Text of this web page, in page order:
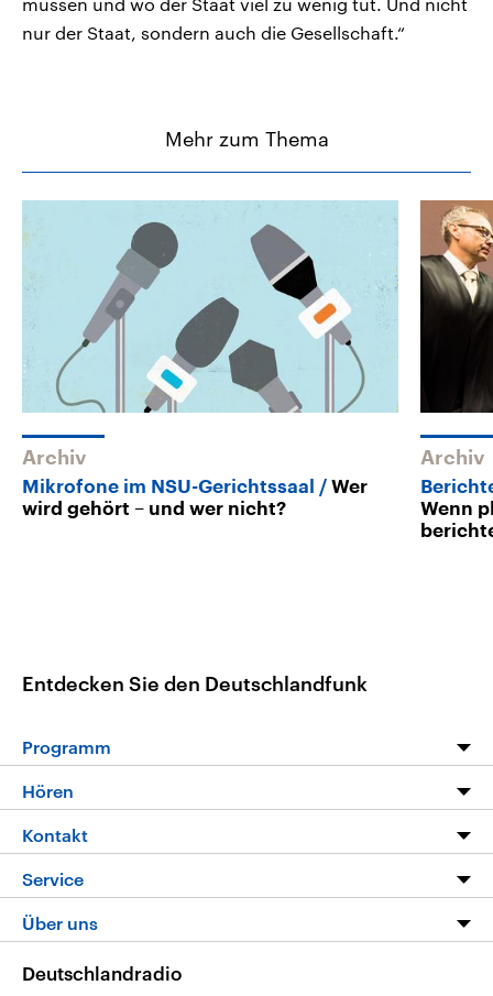
müssen und wo der Staat viel zu wenig tut. Und nicht
nur der Staat, sondern auch die Gesellschaft.“
Mehr zum Thema
Archiv
Mikrofone im NSU-Gerichtssaal
Wer
wird gehört – und wer nicht?
Archiv
Wenn
Entdecken Sie den Deutschlandfunk
Programm
Programm
Die Nachrichten
Nachrichtenleicht
Neue Beiträge auf dlf.de
Hören
Livestream
Podcasts
Deutschlandfunk App
Nachrichten App
Kontakt
Hörerservice
Service
FAQ
Veranstaltungen
Über uns
Deutschlandradio